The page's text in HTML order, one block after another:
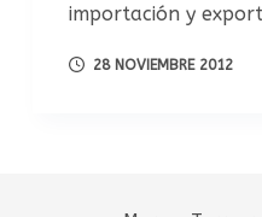
importación y
28 NOVIEMBRE 2012